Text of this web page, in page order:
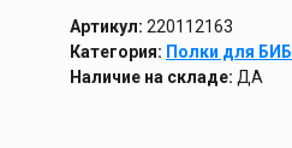
Артикул: 220112163
Категория: Полки для БИБ
Наличие на складе: ДА